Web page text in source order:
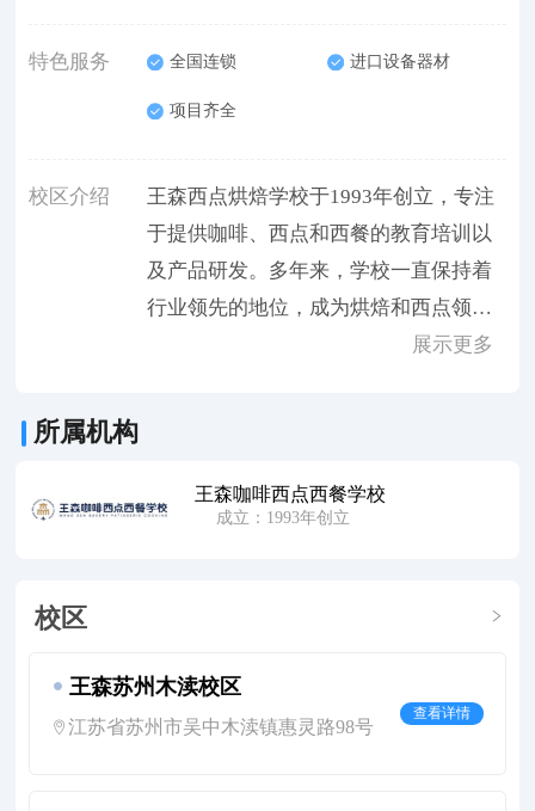
特色服务 全国连锁 进口设备器材
项目齐全
校区介绍
王森西点烘焙学校于1993年创立，专注
于提供咖啡、西点和西餐的教育培训以
及产品研发。多年来，学校一直保持着
行业领先的地位，成为烘焙和西点领域
展示更多
所属机构
王森咖啡西点西餐学校
成立：1993年创立
校区
王森苏州木渎校区
江苏省苏州市吴中木渎镇惠灵路98号
查看详情